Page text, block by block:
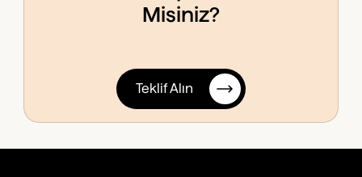
Misiniz?
Teklif Alın